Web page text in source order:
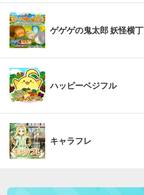
ゲゲゲの鬼太郎 妖怪横丁
ハッピーベジフル
キャラフレ